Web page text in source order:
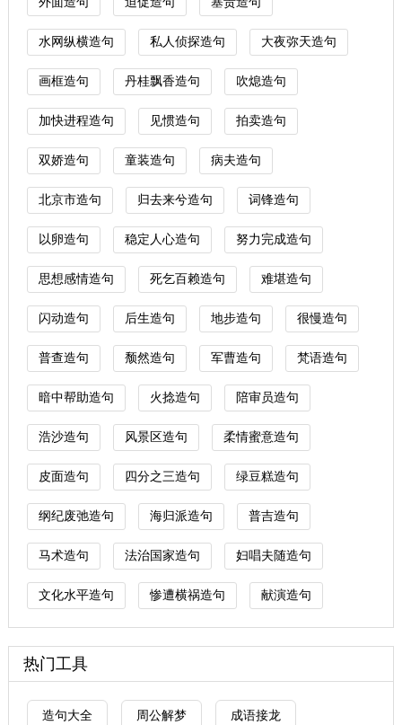
水网纵横造句 私人侦探造句 大夜弥天造句
画框造句 丹桂飘香造句 吹熄造句
加快进程造句 见惯造句 拍卖造句
双娇造句 童装造句 病夫造句
北京市造句 归去来兮造句 词锋造句
以卵造句 稳定人心造句 努力完成造句
思想感情造句 死乞百赖造句 难堪造句
闪动造句 后生造句 地步造句 很慢造句
普查造句 颓然造句 军曹造句 梵语造句
暗中帮助造句 火捻造句 陪审员造句
浩沙造句 风景区造句 柔情蜜意造句
皮面造句 四分之三造句 绿豆糕造句
纲纪废弛造句 海归派造句 普吉造句
马术造句 法治国家造句 妇唱夫随造句
文化水平造句 惨遭横祸造句 献演造句
热门工具
造句大全 周公解梦 成语接龙